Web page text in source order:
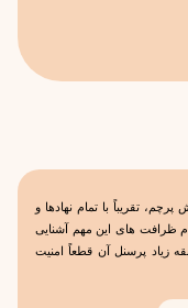
و فروش پرچم، تقریباً با تمام نهادها و
ظرافت های این مهم آشنایی
زیاد پرسنل آن قطعاً امنیت